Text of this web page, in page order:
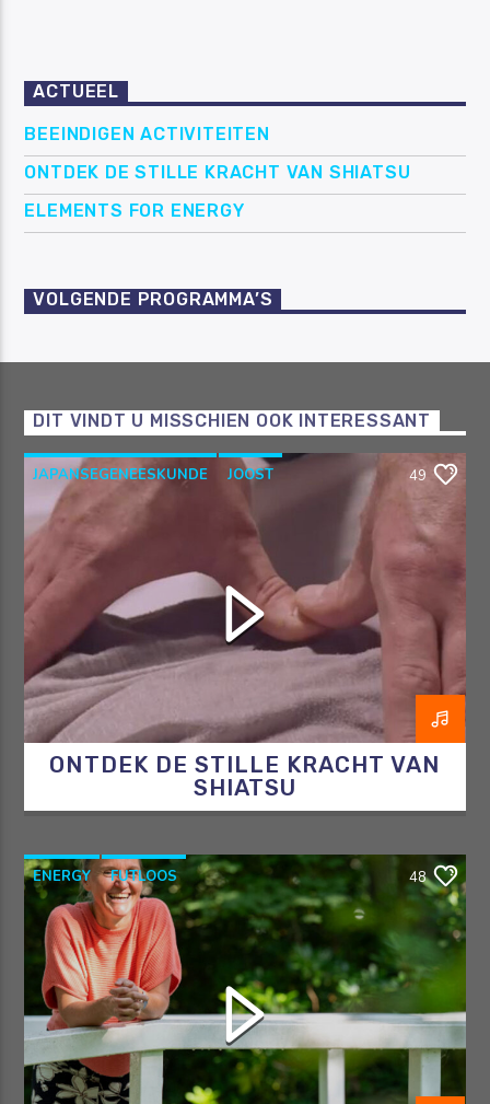
ACTUEEL
BEEINDIGEN ACTIVITEITEN
ONTDEK DE STILLE KRACHT VAN SHIATSU
ELEMENTS FOR ENERGY
VOLGENDE PROGRAMMA’S
DIT VINDT U MISSCHIEN OOK INTERESSANT
JAPANSEGENEESKUNDE
JOOST
OOSTERSEGENEESKUNDE
RAZO & ZORG
SHIATSU
49
ONTDEK DE STILLE KRACHT VAN
SHIATSU
ENERGY
FUTLOOS
HORMOONTHERAPEUT
OVERGANG
RAZO & ZORG
48